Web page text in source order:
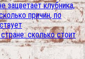
зацветает клубника,
причин, по
сколько стоит